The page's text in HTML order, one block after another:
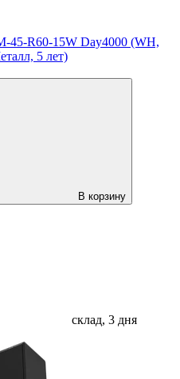
45-R60-15W Day4000 (WH,
5 лет)
В корзину
склад, 3 дня